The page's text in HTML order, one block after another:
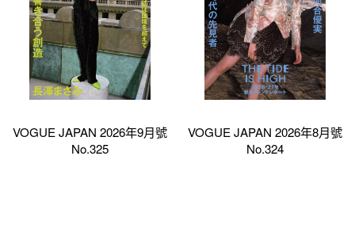
VOGUE JAPAN 2026年9月號
No.325
VOGUE JAPAN 2026年8月號
No.324